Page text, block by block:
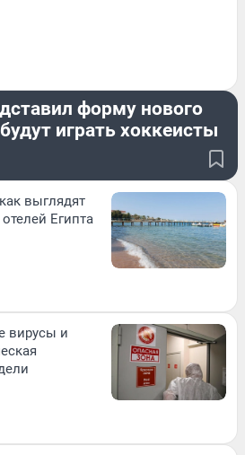
форму нового
играть хоккеисты
выглядят
Египта
вирусы и